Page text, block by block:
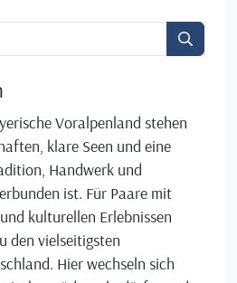
Voralpenland stehen
klare Seen und eine
Handwerk und
ist. Für Paare mit
kulturellen Erlebnissen
den vielseitigsten
Hier wechseln sich